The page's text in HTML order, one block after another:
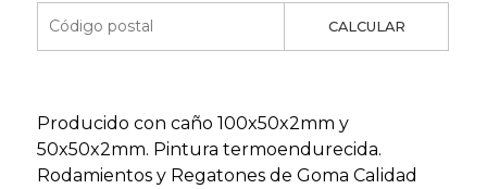
CALCULAR
Producido con caño 100x50x2mm y
50x50x2mm. Pintura termoendurecida.
Rodamientos y Regatones de Goma Calidad